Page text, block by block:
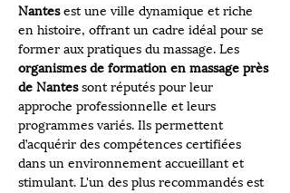
Nantes est une ville dynamique et riche
en histoire, offrant un cadre idéal pour se
former aux pratiques du massage. Les
organismes de formation en massage près
de Nantes sont réputés pour leur
approche professionnelle et leurs
programmes variés. Ils permettent
d’acquérir des compétences certifiées
dans un environnement accueillant et
stimulant. L'un des plus recommandés est